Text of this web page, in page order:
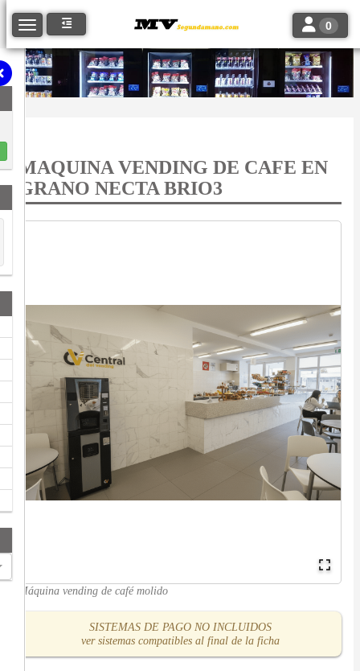
Toggle navigation Toggle
0
MAQUINA VENDING DE CAFE EN
GRANO NECTA BRIO3
Máquina vending de café molido
SISTEMAS DE PAGO NO INCLUIDOS
ver sistemas compatibles al final de la ficha